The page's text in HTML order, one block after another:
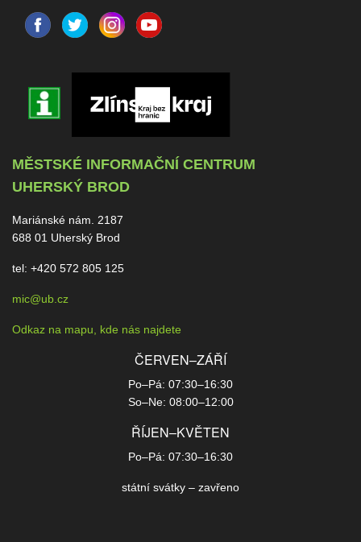
MĚSTSKÉ INFORMAČNÍ CENTRUM
UHERSKÝ BROD
Mariánské nám. 2187
688 01 Uherský Brod
tel: +420 572 805 125
mic@ub.cz
Odkaz na mapu, kde nás najdete
ČERVEN–ZÁŘÍ
Po–Pá: 07:30–16:30
So–Ne: 08:00–12:00
ŘÍJEN–KVĚTEN
Po–Pá: 07:30–16:30
státní svátky – zavřeno